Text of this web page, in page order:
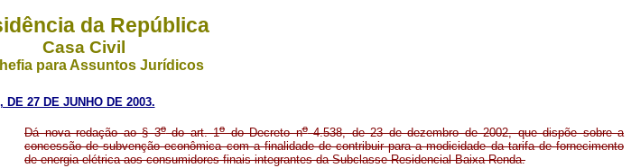
da República
Casa Civil
para Assuntos Jurídicos
DE 27 DE JUNHO DE 2003.
Dá nova redação ao § 3odo art. 1odo Decreto no4.538, de 23 de dezembro de 2002, que dispõe sobre a
concessão de subvenção econômica com a finalidade de contribuir para a modicidade da tarifa de fornecimento
de energia elétrica aos consumidores finais integrantes da Subclasse Residencial Baixa Renda.